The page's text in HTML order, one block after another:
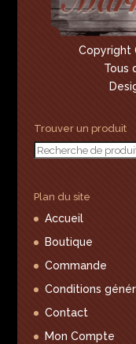
Copyright
Tous
Trouver un produit
Recherche
Plan du site
Accueil
Boutique
Commande
Conditions
Contact
Mon Compte